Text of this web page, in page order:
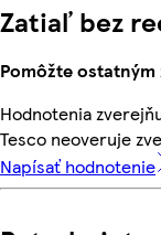
Zatiaľ bez
Pomôžte ostatným
Hodnotenia
Tesco neoveruje
Napísať hodnotenie